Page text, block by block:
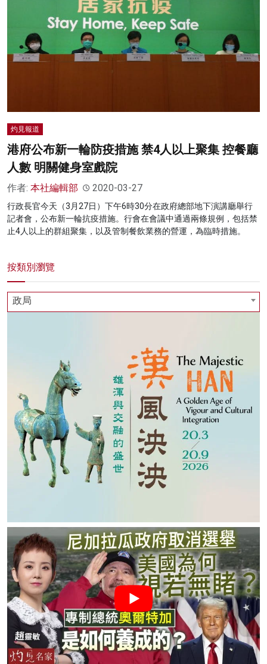
灼見報道
港府公布新一輪防疫措施 禁4人以上聚集 控餐廳
人數 明關健身室戲院
作者: 本社編輯部 2020-03-27
行政長官今天（3月27日）下午6時30分在政府總部地下演講廳舉行
記者會，公布新一輪抗疫措施。行會在會議中通過兩條規例，包括禁
止4人以上的群組聚集，以及管制餐飲業務的營運，為臨時措施。
按類別瀏覽
政局